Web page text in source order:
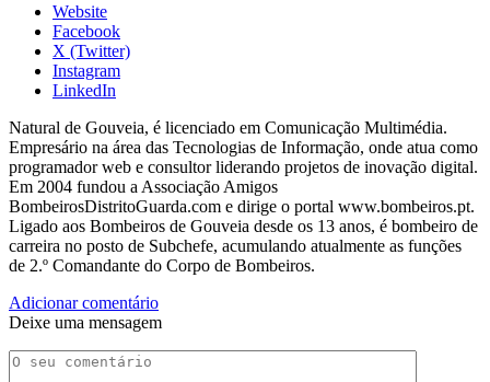
Website
Facebook
X (Twitter)
Instagram
LinkedIn
Natural de Gouveia, é licenciado em Comunicação Multimédia.
Empresário na área das Tecnologias de Informação, onde atua como
programador web e consultor liderando projetos de inovação digital.
Em 2004 fundou a Associação Amigos
BombeirosDistritoGuarda.com e dirige o portal www.bombeiros.pt.
Ligado aos Bombeiros de Gouveia desde os 13 anos, é bombeiro de
carreira no posto de Subchefe, acumulando atualmente as funções
de 2.º Comandante do Corpo de Bombeiros.
Adicionar comentário
Deixe uma mensagem